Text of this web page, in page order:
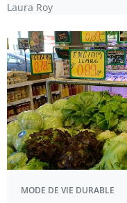
Laura Roy
MODE DE VIE DURABLE